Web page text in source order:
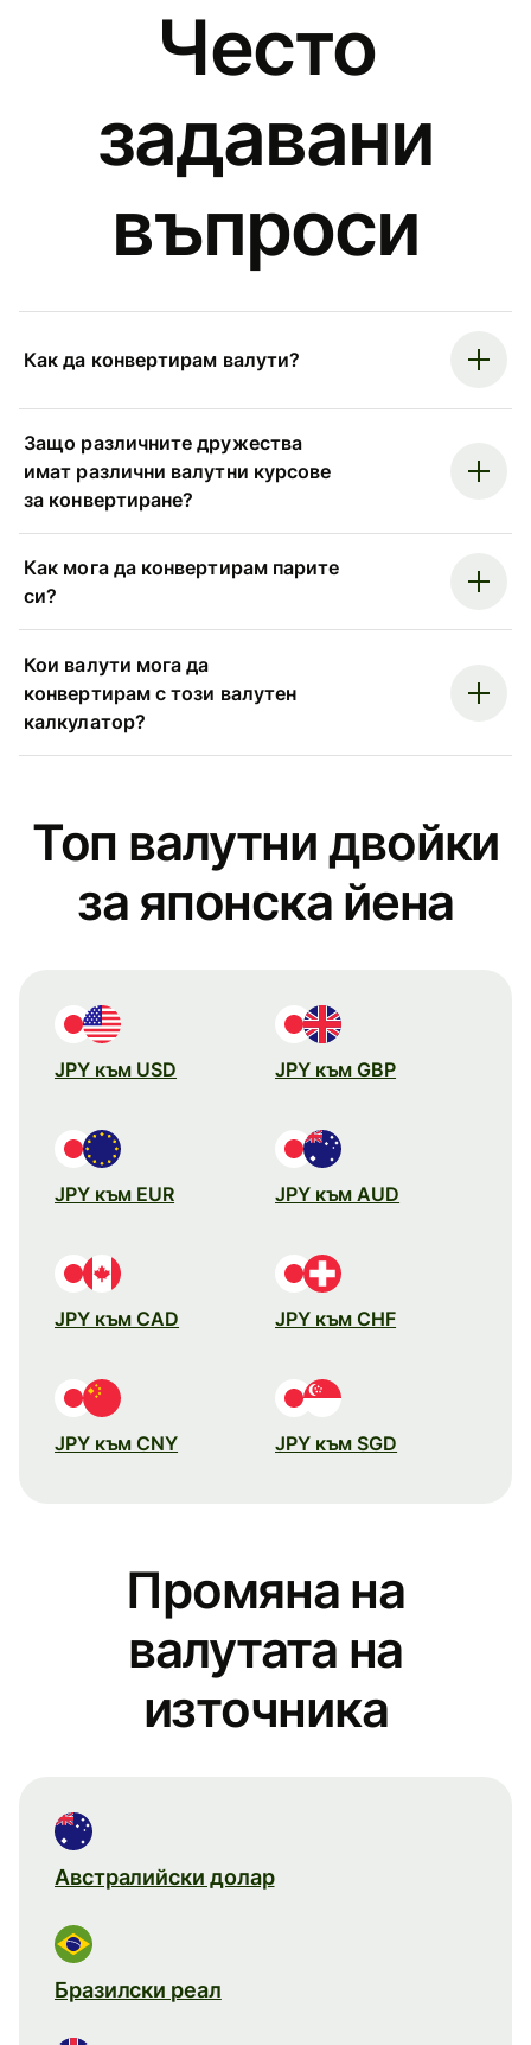
Често
задавани
въпроси
Как да конвертирам валути?
Защо различните дружества
имат различни валутни курсове
за конвертиране?
Как мога да конвертирам парите
си?
Кои валути мога да
конвертирам с този валутен
калкулатор?
Топ валутни двойки
за японска йена
JPY към USD JPY към GBP
JPY към EUR JPY към AUD
JPY към CAD JPY към CHF
JPY към CNY JPY към SGD
Промяна на
валутата на
източника
Австралийски долар
Бразилски реал